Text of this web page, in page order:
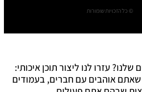
© כל הזכויות שומורות
עזרו לנו ליצור תוכן איכותי:
אוהבים עם חברים, בעמודים